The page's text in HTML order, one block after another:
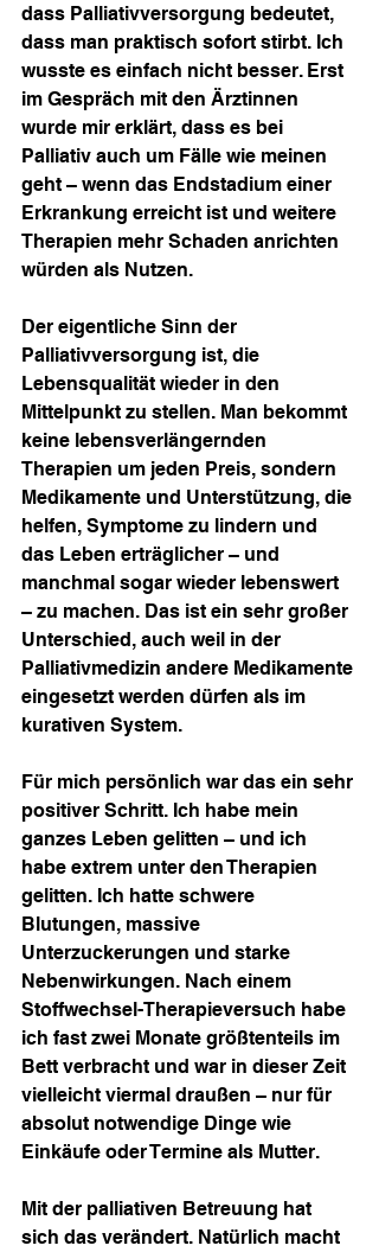
dass Palliativversorgung bedeutet,
dass man praktisch sofort stirbt. Ich
wusste es einfach nicht besser. Erst
im Gespräch mit den Ärztinnen
wurde mir erklärt, dass es bei
Palliativ auch um Fälle wie meinen
geht – wenn das Endstadium einer
Erkrankung erreicht ist und weitere
Therapien mehr Schaden anrichten
würden als Nutzen.
Der eigentliche Sinn der
Palliativversorgung ist, die
Lebensqualität wieder in den
Mittelpunkt zu stellen. Man bekommt
keine lebensverlängernden
Therapien um jeden Preis, sondern
Medikamente und Unterstützung, die
helfen, Symptome zu lindern und
das Leben erträglicher – und
manchmal sogar wieder lebenswert
– zu machen. Das ist ein sehr großer
Unterschied, auch weil in der
Palliativmedizin andere Medikamente
eingesetzt werden dürfen als im
kurativen System.
Für mich persönlich war das ein sehr
positiver Schritt. Ich habe mein
ganzes Leben gelitten – und ich
habe extrem unter den Therapien
gelitten. Ich hatte schwere
Blutungen, massive
Unterzuckerungen und starke
Nebenwirkungen. Nach einem
Stoffwechsel-Therapieversuch habe
ich fast zwei Monate größtenteils im
Bett verbracht und war in dieser Zeit
vielleicht viermal draußen – nur für
absolut notwendige Dinge wie
Einkäufe oder Termine als Mutter.
Mit der palliativen Betreuung hat
sich das verändert. Natürlich macht